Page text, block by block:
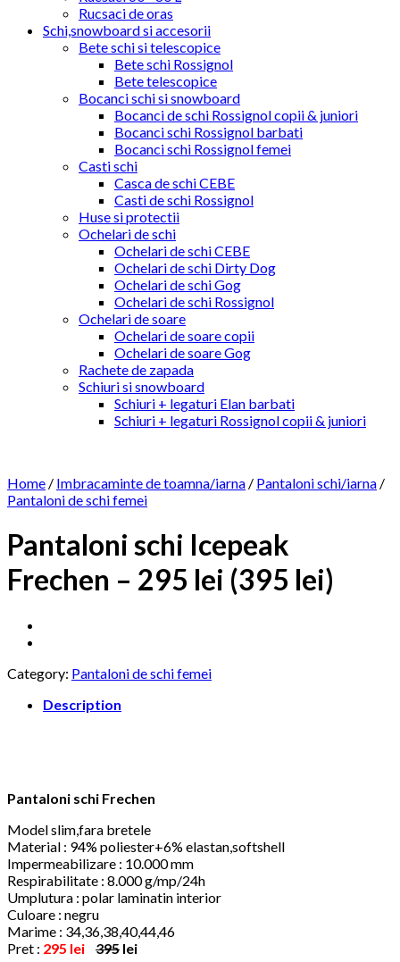
Rucsaci de oras
Schi,snowboard si accesorii
Bete schi si telescopice
Bete schi Rossignol
Bete telescopice
Bocanci schi si snowboard
Bocanci de schi Rossignol copii & juniori
Bocanci schi Rossignol barbati
Bocanci schi Rossignol femei
Casti schi
Casca de schi CEBE
Casti de schi Rossignol
Huse si protectii
Ochelari de schi
Ochelari de schi CEBE
Ochelari de schi Dirty Dog
Ochelari de schi Gog
Ochelari de schi Rossignol
Ochelari de soare
Ochelari de soare copii
Ochelari de soare Gog
Rachete de zapada
Schiuri si snowboard
Schiuri + legaturi Elan barbati
Schiuri + legaturi Rossignol copii & juniori
Home / Imbracaminte de toamna/iarna / Pantaloni schi/iarna /
Pantaloni de schi femei
Pantaloni schi Icepeak
Frechen – 295 lei (395 lei)
Category: Pantaloni de schi femei
Description
Pantaloni schi Frechen
Model slim,fara bretele
Material : 94% poliester+6% elastan,softshell
Impermeabilizare : 10.000 mm
Respirabilitate : 8.000 g/mp/24h
Umplutura : polar laminatin interior
Culoare : negru
Marime : 34,36,38,40,44,46
Pret : 295 lei 395 lei